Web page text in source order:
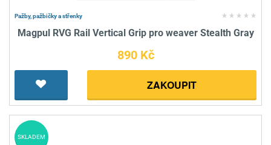
Pažby, pažbičky a střenky
Magpul RVG Rail Vertical Grip pro weaver Stealth Gray
890 Kč
ZAKOUPIT
SKLADEM